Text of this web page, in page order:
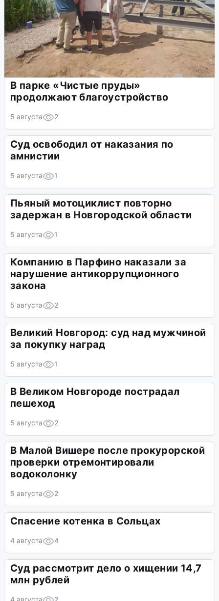
В парке «Чистые пруды»
продолжают благоустройство
5 августа 2
Суд освободил от наказания по
амнистии
5 августа 1
Пьяный мотоциклист повторно
задержан в Новгородской области
5 августа 1
Компанию в Парфино наказали за
нарушение антикоррупционного
закона
5 августа 2
Великий Новгород: суд над мужчиной
за покупку наград
5 августа 1
В Великом Новгороде пострадал
пешеход
5 августа 2
В Малой Вишере после прокурорской
проверки отремонтировали
водоколонку
5 августа 2
Спасение котенка в Сольцах
4 августа 4
Суд рассмотрит дело о хищении 14,7
млн рублей
4 августа 2